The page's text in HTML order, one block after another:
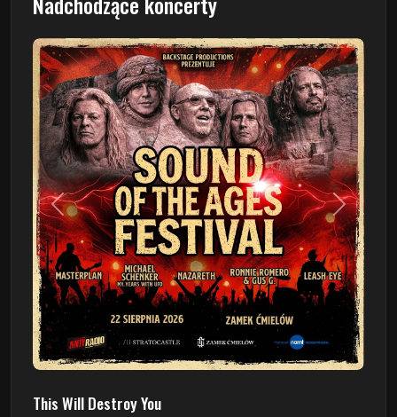
Poprzedni Następny
This Will Destroy You